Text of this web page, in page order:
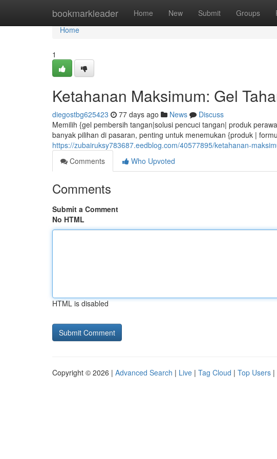
bookmarkleader Home New Submit Groups
Home
Home
1
Ketahanan Maksimum: Gel
diegostbg625423 77 days ago News
Discuss
Memilih {gel pembersih tangan|solusi pencuci tangan| produk
banyak pilihan di pasaran, penting untuk menemukan {produk |
https://zubairuksy783687.eedblog.com/40577895/ketahanan-
Comments
Who Upvoted
Comments
Submit a Comment
No HTML
HTML is disabled
Copyright © 2026 | Advanced Search | Live | Tag Cloud | Top Users |